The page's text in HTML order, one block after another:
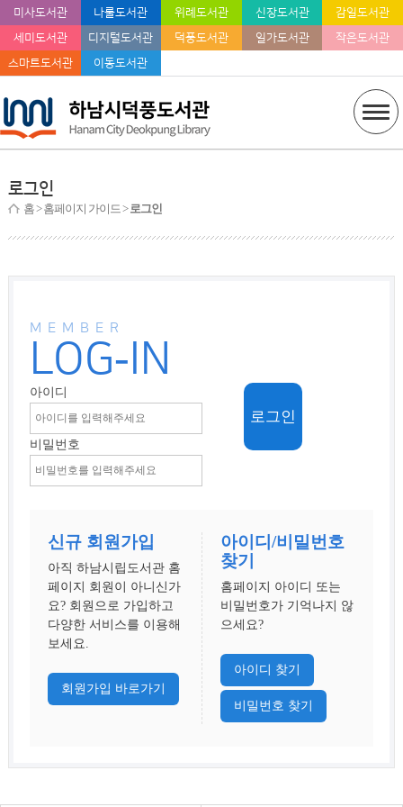
미사도서관 나룰도서관 위례도서관 신장도서관
감일도서관
세미도서관
디지털도서관 덕풍도서관 일가도서관
작은도서관
스마트도서관
이동도서관
로그인
홈> 홈페이지 가이드 >로그인
MEMBER
LOG-IN
아이디
비밀번호
신규 회원가입
아직 하남시립도서관 홈
페이지 회원이 아니신가
요? 회원으로 가입하고
다양한 서비스를 이용해
보세요.
회원가입 바로가기
아이디/비밀번호
찾기
홈페이지 아이디 또는
비밀번호가 기억나지 않
으세요?
아이디 찾기
비밀번호 찾기